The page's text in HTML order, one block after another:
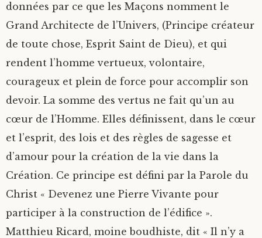
données par ce que les Maçons nomment le
Grand Architecte de l’Univers, (Principe créateur
de toute chose, Esprit Saint de Dieu), et qui
rendent l’homme vertueux, volontaire,
courageux et plein de force pour accomplir son
devoir. La somme des vertus ne fait qu’un au
cœur de l’Homme. Elles définissent, dans le cœur
et l’esprit, des lois et des règles de sagesse et
d’amour pour la création de la vie dans la
Création. Ce principe est défini par la Parole du
Christ « Devenez une Pierre Vivante pour
participer à la construction de l’édifice ».
Matthieu Ricard, moine boudhiste, dit « Il n’y a